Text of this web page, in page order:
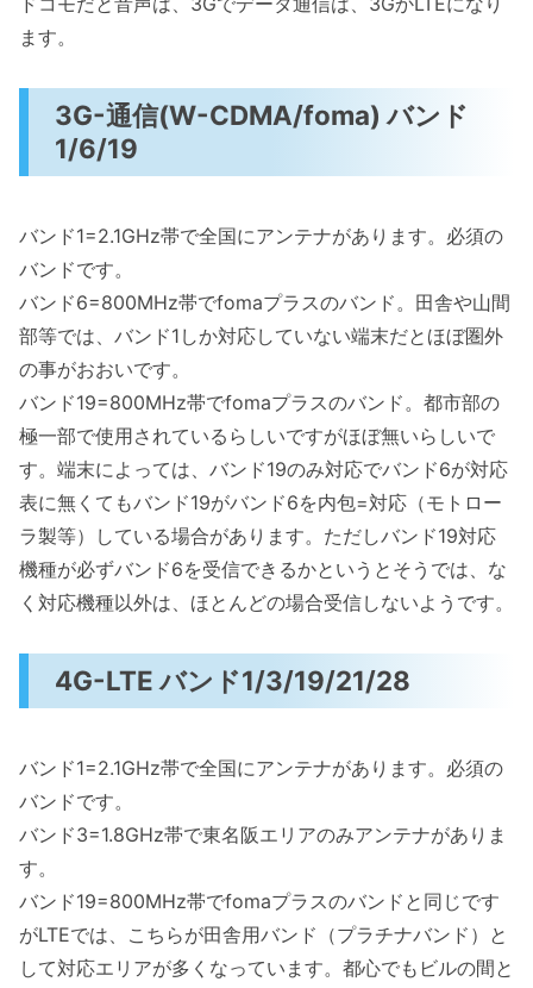
ます。
3G-通信(W-CDMA/foma) バンド
1/6/19
バンド1=2.1GHz帯で全国にアンテナがあります。必須の
バンドです。
バンド6=800MHz帯でfomaプラスのバンド。田舎や山間
部等では、バンド1しか対応していない端末だとほぼ圏外
の事がおおいです。
バンド19=800MHz帯でfomaプラスのバンド。都市部の
極一部で使用されているらしいですがほぼ無いらしいで
す。端末によっては、バンド19のみ対応でバンド6が対応
表に無くてもバンド19がバンド6を内包=対応（モトロー
ラ製等）している場合があります。ただしバンド19対応
機種が必ずバンド6を受信できるかというとそうでは、な
く対応機種以外は、ほとんどの場合受信しないようです。
4G-LTE バンド1/3/19/21/28
バンド1=2.1GHz帯で全国にアンテナがあります。必須の
バンドです。
バンド3=1.8GHz帯で東名阪エリアのみアンテナがありま
す。
バンド19=800MHz帯でfomaプラスのバンドと同じです
がLTEでは、こちらが田舎用バンド（プラチナバンド）と
して対応エリアが多くなっています。都心でもビルの間と